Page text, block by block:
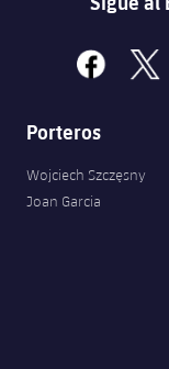
facebook
x
Porteros
Wojciech Szczęsny
Joan Garcia